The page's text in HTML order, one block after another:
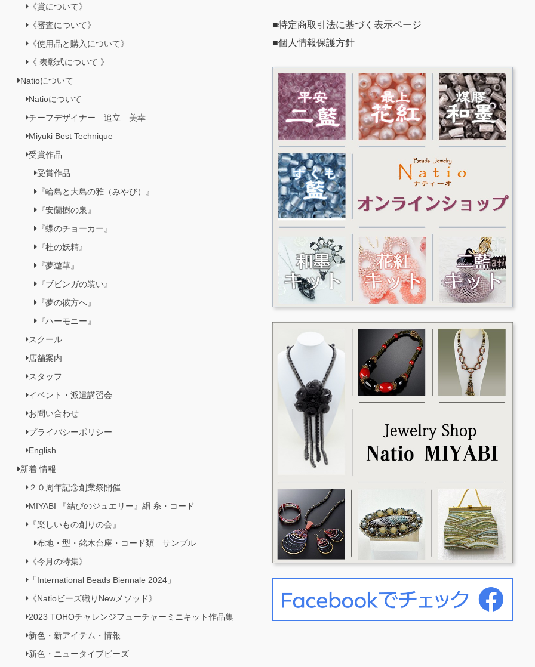
《賞について》
《審査について》
《使用品と購入について》
《 表彰式について 》
Natioについて
Natioについて
チーフデザイナー 追立 美幸
Miyuki Best Technique
受賞作品
受賞作品
『輪島と大島の雅（みやび）』
『安蘭樹の泉』
『蝶のチョーカー』
『杜の妖精』
『夢遊華』
『ブビンガの装い』
『夢の彼方へ』
『ハーモニー』
スクール
店舗案内
スタッフ
イベント・派遣講習会
お問い合わせ
プライバシーポリシー
English
新着 情報
２０周年記念創業祭開催
MIYABI 『結びのジュエリー』絹 糸・コード
『楽しいもの創りの会』
布地・型・銘木台座・コード類 サンプル
《今月の特集》
「International Beads Biennale 2024」
《Natioビーズ織りNewメソッド》
2023 TOHOチャレンジフューチャーミニキット作品集
新色・新アイテム・情報
新色・ニュータイプビーズ
■特定商取引法に基づく表示ページ
■個人情報保護方針